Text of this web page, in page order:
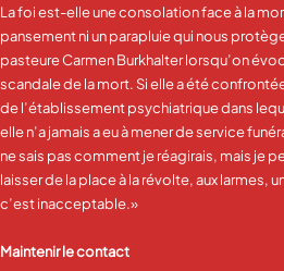
La foi est-elle une consolation face à la
pansement ni un parapluie qui nous
pasteure Carmen Burkhalter lorsqu’on
scandale de la mort. Si elle a été
de l’établissement psychiatrique dans
elle n’a jamais a eu à mener de service
ne sais pas comment je réagirais, mais je
laisser de la place à la révolte, aux larmes,
c’est inacceptable.»
Maintenir le contact